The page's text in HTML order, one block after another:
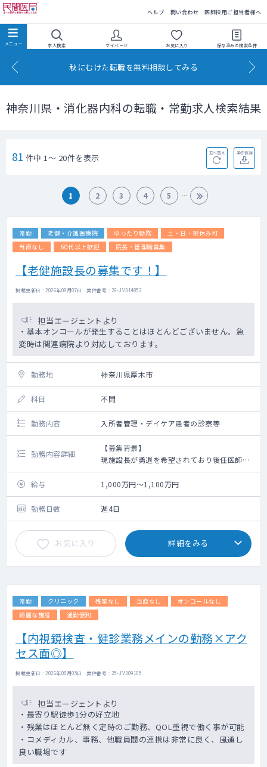
ヘルプ 問い合わせ 医師採用ご担当者様へ
求人検索 マイページ お気に入り 保存済みの検索条件
秋にむけた転職を無料相談してみる
神奈川県・消化器内科の転職・常勤求人検索結果
81 件中 1～ 20件を表示 並べ替え 条件保存
1 2 3 4 5
常勤 老健・介護医療院 ゆったり勤務
土・日・祝休み可
当直なし
60代以上歓迎 院長・管理職募集
【老健施設長の募集です！】
掲載更新日 : 2026年08月07日 案件番号 : 26-JV314852
担当エージェントより
・基本オンコールが発生することはほとんどございません。急
変時は関連病院より対応しております。
勤務地 神奈川県厚木市
科目 不問
勤務内容 入所者管理・デイケア患者の診察等
勤務内容詳細
【募集背景】
現施設長が勇退を希望されており後任医師を
募集
【勤務内容】
・入所者定員100名（一般棟60名・認知症専
門棟40名）の管理 ※現在92～93名程の稼働
・通所定員20名の診察 ※現在平均12名程
・看取りは翌朝対応となりますので、お休み
時や夜間などは関連病院の医師で対応できる
範囲は対応しております。
給与 1,000万円～1,100万円
勤務日数 週4日
お気に入り 詳細をみる
常勤 クリニック 残業なし 当直なし
オンコールなし
綺麗な施設
通勤便利
【内視鏡検査・健診業務メインの勤務×アク
セス面◎】
掲載更新日 : 2026年08月05日 案件番号 : 25-JV309105
担当エージェントより
・最寄り駅徒歩1分の好立地
・残業はほとんど無く定時のご勤務、QOL重視で働く事が可能
・コメディカル、事務、他職員間の連携は非常に良く、風通し
良い職場です